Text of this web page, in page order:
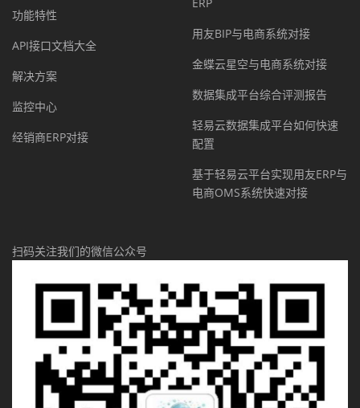
功能特性
API接口文档大全
解决方案
监控中心
经销商ERP对接
用友BIP与电商系统对接
金蝶云星空与电商系统对接
数据集成平台综合评测报告
轻易云数据集成平台如何快速
配置
基于轻易云平台实现用友ERP与
电商OMS系统快速对接
扫码关注我们的微信公众号